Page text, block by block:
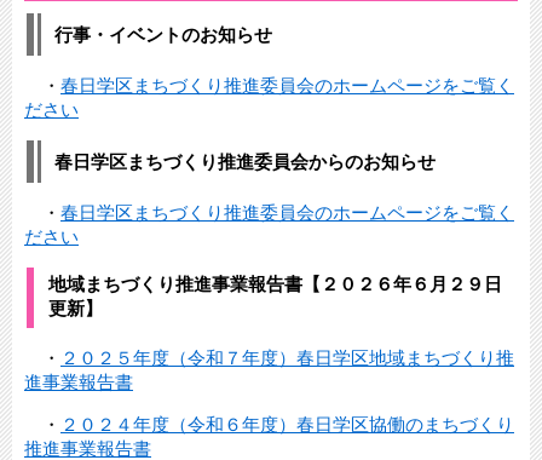
行事・イベントのお知らせ
・ 春日学区まちづくり推進委員会のホームページをご覧く
ださい
春日学区まちづくり推進委員会からのお知らせ
・ 春日学区まちづくり推進委員会のホームページをご覧く
ださい
地域まちづくり推進事業報告書【２０２６年６月２９日
更新】
・ ２０２５年度（令和７年度）春日学区地域まちづくり推
進事業報告書
・ ２０２４年度（令和６年度）春日学区協働のまちづくり
推進事業報告書